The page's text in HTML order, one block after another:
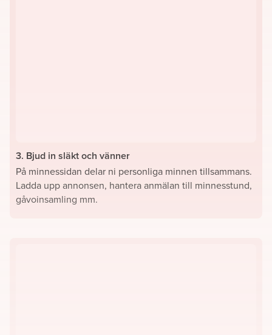
3. Bjud in släkt och vänner
På minnessidan delar ni personliga minnen tillsammans.
Ladda upp annonsen, hantera anmälan till minnesstund,
gåvoinsamling mm.